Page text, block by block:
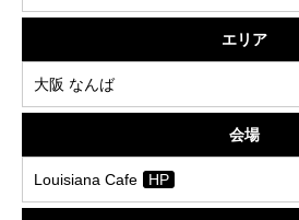
エリア
大阪 なんば
会場
Louisiana Cafe HP